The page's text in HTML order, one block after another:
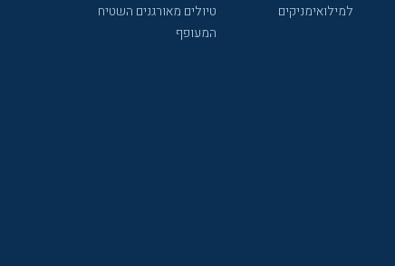
למילואימניקים
טיולים מאורגנים השטיח
המעופף